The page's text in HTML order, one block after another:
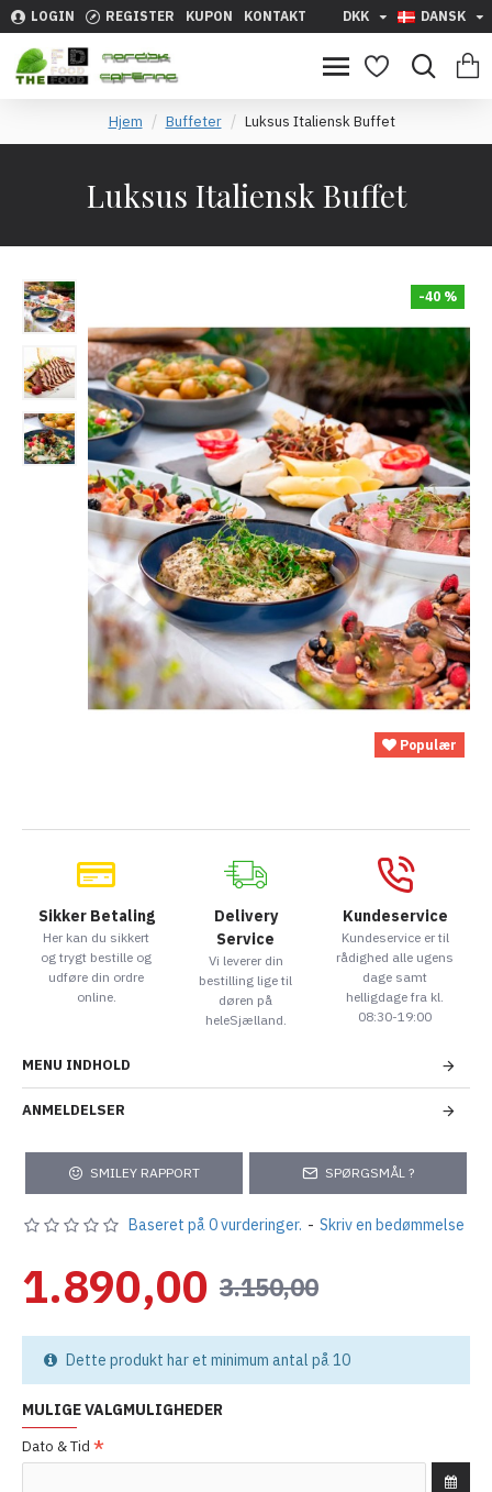
LOGIN REGISTER KUPON KONTAKT DKK DANSK
Hjem Buffeter Luksus Italiensk Buffet
Luksus Italiensk Buffet
Populær
-40 %
Sikker Betaling
Her kan du sikkert
og trygt bestille og
udføre din ordre
online.
Delivery
Service
Vi leverer din
bestilling lige til
døren på
heleSjælland.
Kundeservice
Kundeservice er til
rådighed alle ugens
dage samt
helligdage fra kl.
08:30-19:00
MENU INDHOLD
ANMELDELSER
SMILEY RAPPORT SPØRGSMÅL ?
Baseret på 0 vurderinger. - Skriv en bedømmelse
1.890,00 3.150,00
MULIGE VALGMULIGHEDER
Dato & Tid
Dette produkt har et minimum antal på 10